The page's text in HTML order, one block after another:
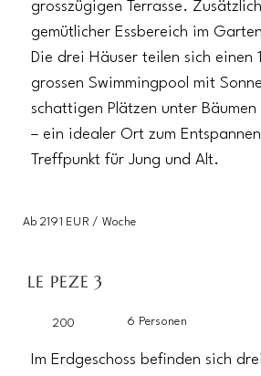
grosszügigen Terrasse.
gemütlicher Essbereich im
Die drei Häuser teilen sich einen
grossen Swimmingpool mit
schattigen Plätzen unter Bäumen
– ein idealer Ort zum
Treffpunkt für Jung und Alt.
Ab 2191 EUR / Woche
LE PEZE 3
200 6 Personen
Im Erdgeschoss befinden sich